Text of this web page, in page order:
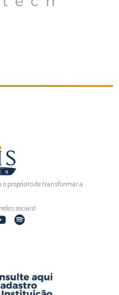
propósito de transformar a
sociais!
S
p
f
y